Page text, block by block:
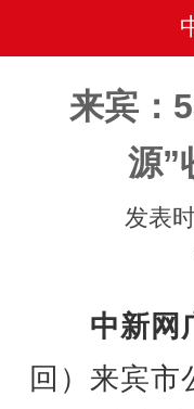
来宾：
源”
发表
中新网
回）来宾市